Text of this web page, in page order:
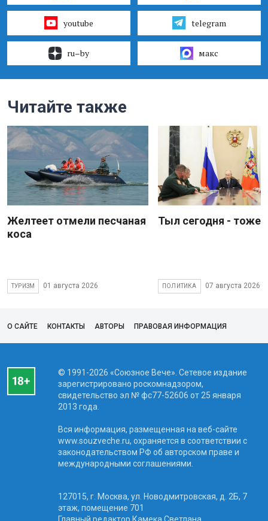
youtube telegram
ru–by макс
Читайте также
Желтеет отмели песчаная
коса
ТУРИЗМ 01 августа 2026
Тыл сегодня - тоже
ПОЛИТИКА 07 августа 2026
О САЙТЕ КОНТАКТЫ АВТОРЫ ПРАВОВАЯ ИНФОРМАЦИЯ
© 1991-2026 «Союзное Вече». Сетевое издание
зарегистрировано роскомнадзором,
свидетельство эл № фc77-52606 от 25 января
2013 года.
Вся информация, размещенная на веб-сайте
www.souzveche.ru, охраняется в соответствии с
законодательством РФ об авторском праве и
международными соглашениями.
127015, г. Москва, ул. Новодмитровская, д. 2Б, 7
этаж, помещение 701
Главный редактор Камека Светлана